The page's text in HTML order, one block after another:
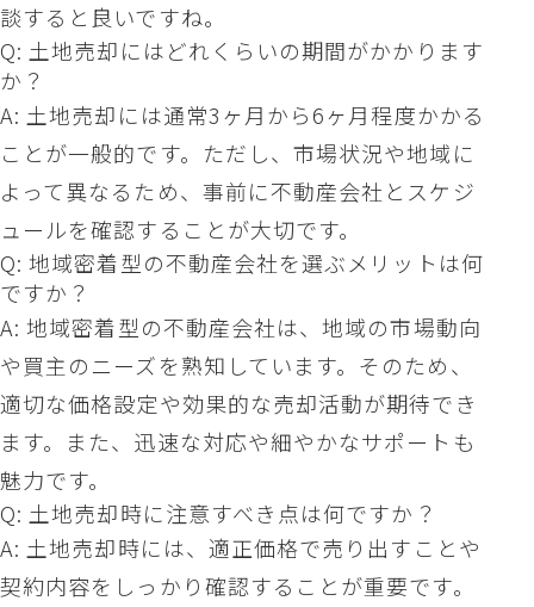
談すると良いですね。
Q: 土地売却にはどれくらいの期間がかかります
か？
A: 土地売却には通常3ヶ月から6ヶ月程度かかる
ことが一般的です。ただし、市場状況や地域に
よって異なるため、事前に不動産会社とスケジ
ュールを確認することが大切です。
Q: 地域密着型の不動産会社を選ぶメリットは何
ですか？
A: 地域密着型の不動産会社は、地域の市場動向
や買主のニーズを熟知しています。そのため、
適切な価格設定や効果的な売却活動が期待でき
ます。また、迅速な対応や細やかなサポートも
魅力です。
Q: 土地売却時に注意すべき点は何ですか？
A: 土地売却時には、適正価格で売り出すことや
契約内容をしっかり確認することが重要です。